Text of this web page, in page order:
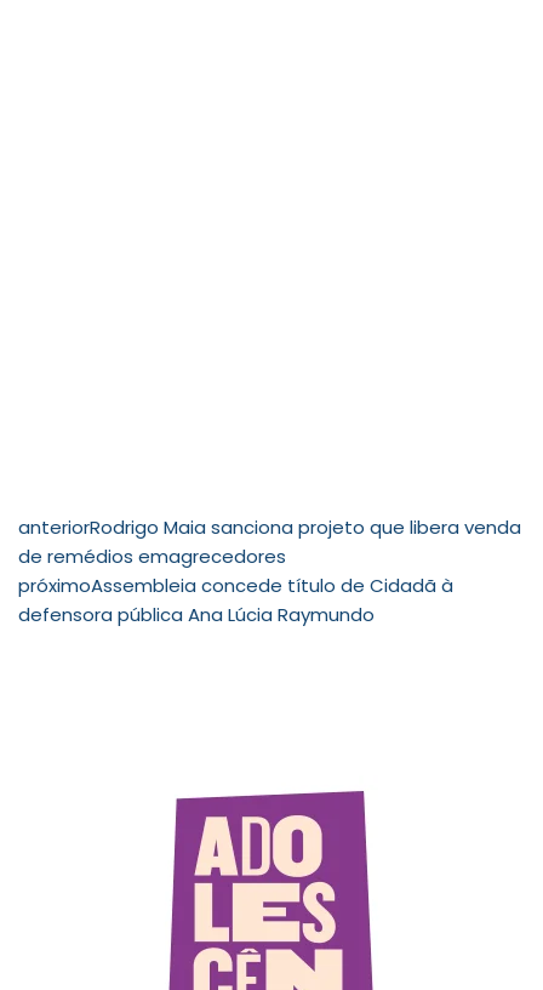
anteriorRodrigo Maia sanciona projeto que libera venda
de remédios emagrecedores
próximoAssembleia concede título de Cidadã à
defensora pública Ana Lúcia Raymundo